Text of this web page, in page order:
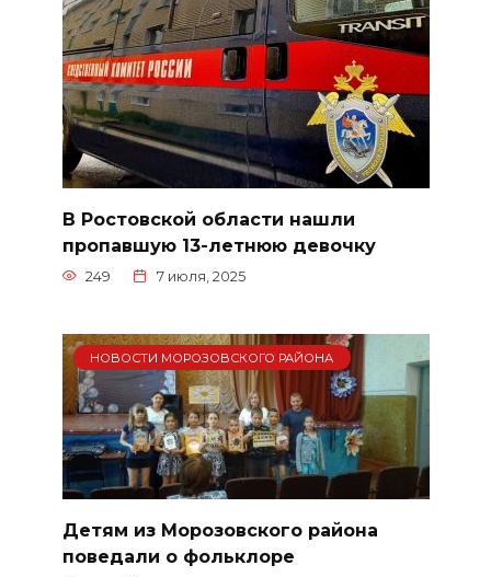
В Ростовской области нашли
пропавшую 13-летнюю девочку
249 7 июля, 2025
НОВОСТИ МОРОЗОВСКОГО РАЙОНА
Детям из Морозовского района
поведали о фольклоре